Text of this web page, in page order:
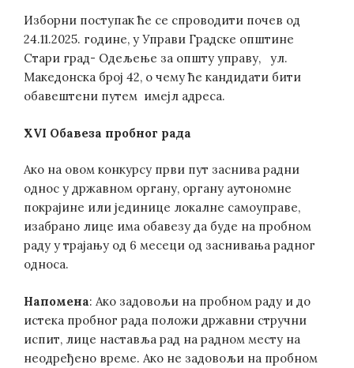
Изборни поступак ће се спроводити почев од
24.11.2025. године, у Управи Градске општине
Стари град- Одељење за општу управу, ул.
Македонска број 42, о чему ће кандидати бити
обавештени путем имејл адреса.
XVI Обавеза пробног рада
Ако на овом конкурсу први пут заснива радни
однос у државном органу, органу аутономне
покрајине или јединице локалне самоуправе,
изабрано лице има обавезу да буде на пробном
раду у трајању од 6 месеци од заснивања радног
односа.
Напомена: Ако задовољи на пробном раду и до
истека пробног рада положи државни стручни
испит, лице наставља рад на радном месту на
неодређено време. Ако не задовољи на пробном